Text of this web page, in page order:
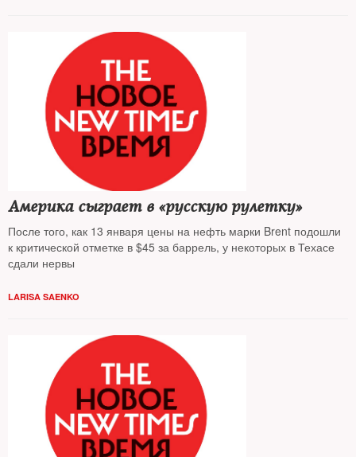
Америка сыграет в «русскую рулетку»
После того, как 13 января цены на нефть марки Brent подошли
к критической отметке в $45 за баррель, у некоторых в Техасе
сдали нервы
LARISA SAENKO